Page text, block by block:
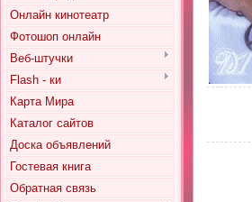
Онлайн кинотеатр
Фотошоп онлайн
Веб-штучки
Flash - ки
Карта Мира
Каталог сайтов
Доска объявлений
Гостевая книга
Обратная связь